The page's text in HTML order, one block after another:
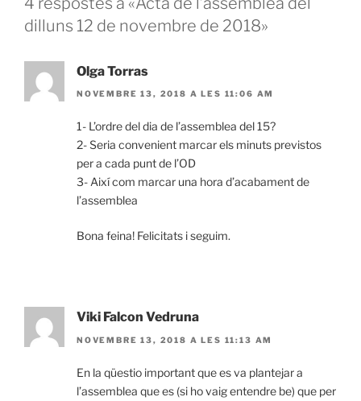
dilluns 12 de novembre de 2018»
Olga Torras
NOVEMBRE 13, 2018 A LES 11:06 AM
1- L’ordre del dia de l’assemblea del 15?
2- Seria convenient marcar els minuts previstos
per a cada punt de l’OD
3- Així com marcar una hora d’acabament de
l’assemblea
Bona feina! Felicitats i seguim.
Viki Falcon Vedruna
NOVEMBRE 13, 2018 A LES 11:13 AM
En la qüestio important que es va plantejar a
l’assemblea que es (si ho vaig entendre be) que per